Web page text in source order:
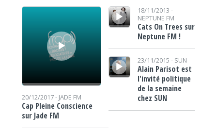
Lecteur audio
20/12/2017 - JADE FM
Cap Pleine Conscience
sur Jade FM
Lecteur audio18/11/2013 -
NEPTUNE FM
Cats On Trees sur
Neptune FM !
Lecteur audio
23/11/2015 - SUN
Alain Parisot est
l'invité politique
de la semaine
chez SUN